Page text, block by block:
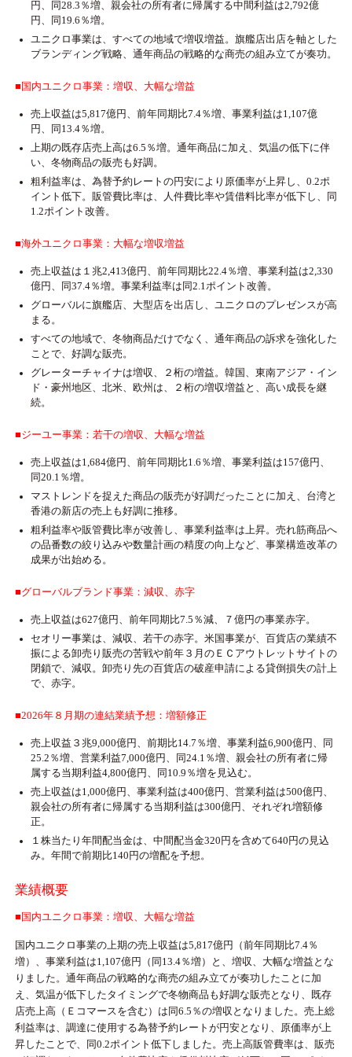
円、同28.3％増、親会社の所有者に帰属する中間利益は2,792億
円、同19.6％増。
ユニクロ事業は、すべての地域で増収増益。旗艦店出店を軸とした
ブランディング戦略、通年商品の戦略的な商売の組み立てが奏功。
■国内ユニクロ事業：増収、大幅な増益
売上収益は5,817億円、前年同期比7.4％増、事業利益は1,107億
円、同13.4％増。
上期の既存店売上高は6.5％増。通年商品に加え、気温の低下に伴
い、冬物商品の販売も好調。
粗利益率は、為替予約レートの円安により原価率が上昇し、0.2ポ
イント低下。販管費比率は、人件費比率や賃借料比率が低下し、同
1.2ポイント改善。
■海外ユニクロ事業：大幅な増収増益
売上収益は１兆2,413億円、前年同期比22.4％増、事業利益は2,330
億円、同37.4％増。事業利益率は同2.1ポイント改善。
グローバルに旗艦店、大型店を出店し、ユニクロのプレゼンスが高
まる。
すべての地域で、冬物商品だけでなく、通年商品の訴求を強化した
ことで、好調な販売。
グレーターチャイナは増収、２桁の増益。韓国、東南アジア・イン
ド・豪州地区、北米、欧州は、２桁の増収増益と、高い成長を継
続。
■ジーユー事業：若干の増収、大幅な増益
売上収益は1,684億円、前年同期比1.6％増、事業利益は157億円、
同20.1％増。
マストレンドを捉えた商品の販売が好調だったことに加え、台湾と
香港の新店の売上も好調に推移。
粗利益率や販管費比率が改善し、事業利益率は上昇。売れ筋商品へ
の品番数の絞り込みや数量計画の精度の向上など、事業構造改革の
成果が出始める。
■グローバルブランド事業：減収、赤字
売上収益は627億円、前年同期比7.5％減、７億円の事業赤字。
セオリー事業は、減収、若干の赤字。米国事業が、百貨店の業績不
振による卸売り販売の苦戦や前年３月のＥＣアウトレットサイトの
閉鎖で、減収。卸売り先の百貨店の破産申請による貸倒損失の計上
で、赤字。
■2026年８月期の連結業績予想：増額修正
売上収益３兆9,000億円、前期比14.7％増、事業利益6,900億円、同
25.2％増、営業利益7,000億円、同24.1％増、親会社の所有者に帰
属する当期利益4,800億円、同10.9％増を見込む。
売上収益は1,000億円、事業利益は400億円、営業利益は500億円、
親会社の所有者に帰属する当期利益は300億円、それぞれ増額修
正。
１株当たり年間配当金は、中間配当金320円を含めて640円の見込
み。年間で前期比140円の増配を予想。
業績概要
■国内ユニクロ事業：増収、大幅な増益
国内ユニクロ事業の上期の売上収益は5,817億円（前年同期比7.4％
増）、事業利益は1,107億円（同13.4％増）と、増収、大幅な増益とな
りました。通年商品の戦略的な商売の組み立てが奏功したことに加
え、気温が低下したタイミングで冬物商品も好調な販売となり、既存
店売上高（Ｅコマースを含む）は同6.5％の増収となりました。売上総
利益率は、調達に使用する為替予約レートが円安となり、原価率が上
昇したことで、同0.2ポイント低下しました。売上高販管費率は、販売